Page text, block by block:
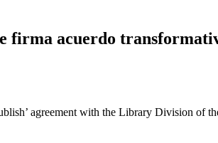
firma acuerdo
agreement with the Library Division of